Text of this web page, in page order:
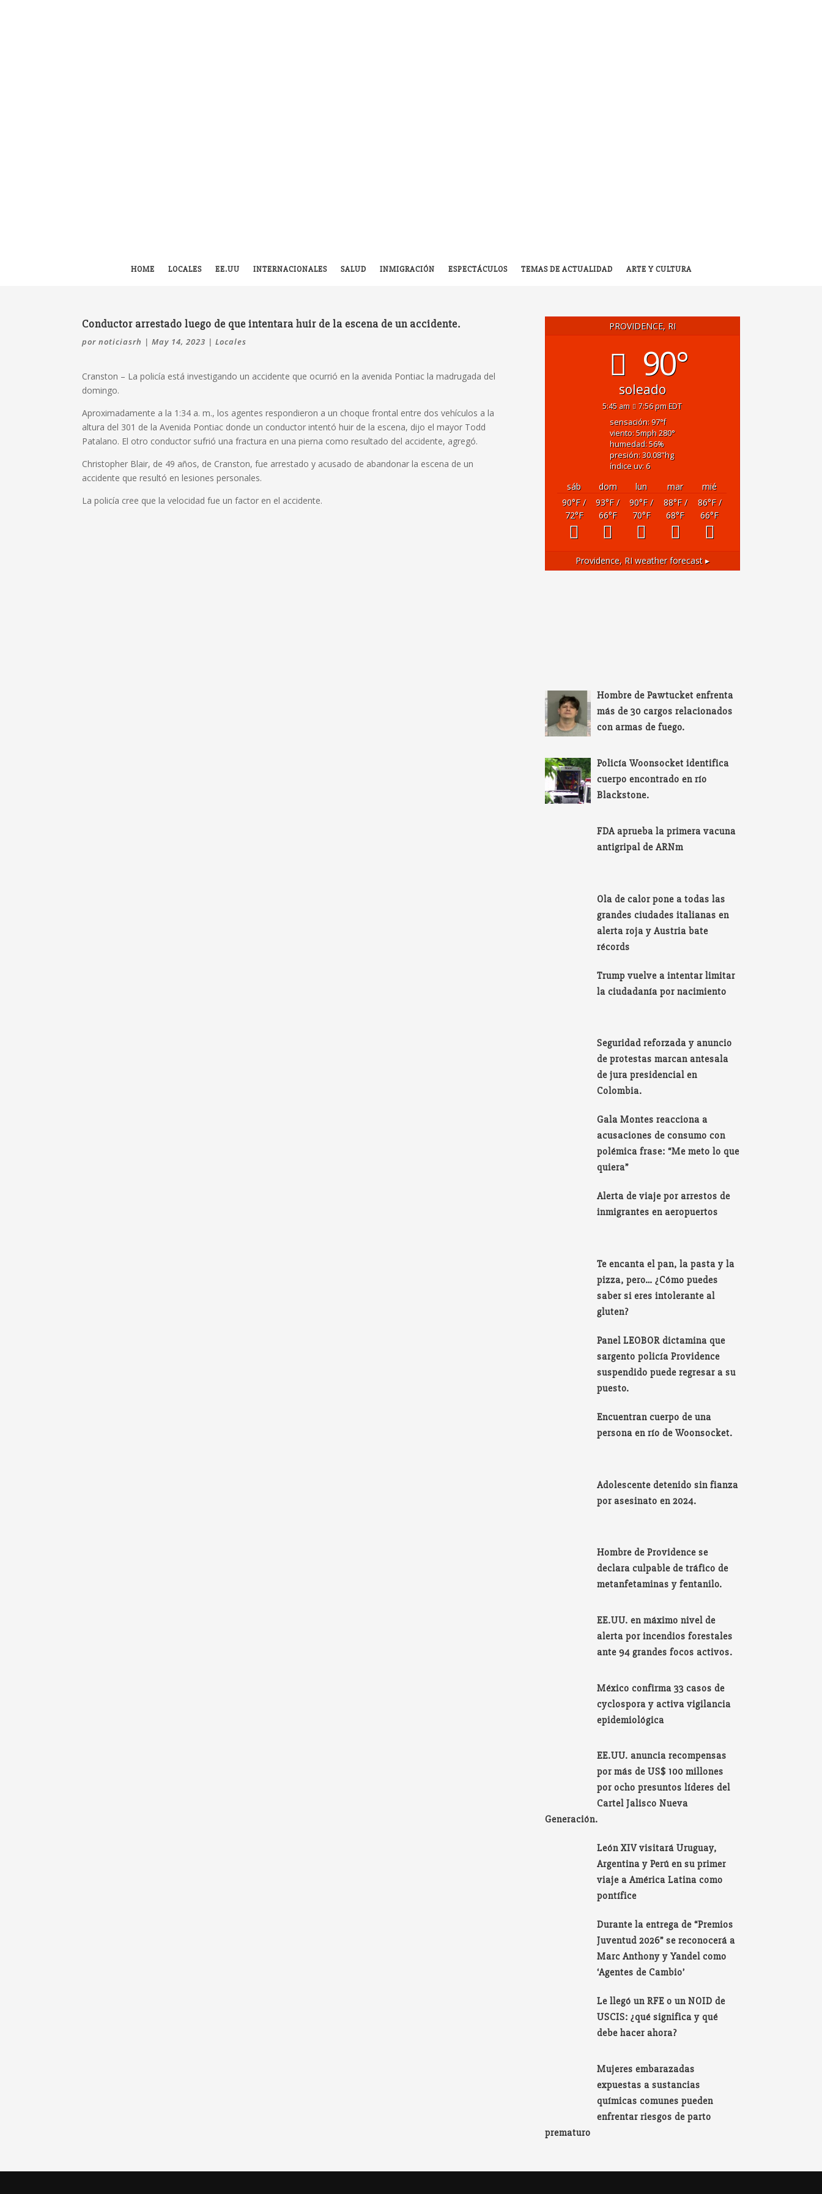
HOME LOCALES EE.UU INTERNACIONALES SALUD INMIGRACIÓN ESPECTÁCULOS TEMAS DE ACTUALIDAD ARTE Y CULTURA
Conductor arrestado luego de que intentara huir de la escena de un accidente.
pornoticiasrh |May 14, 2023 |Locales
Cranston – La policía está investigando un accidente que ocurrió en la avenida Pontiac la madrugada del
domingo.
Aproximadamente a la 1:34 a. m., los agentes respondieron a un choque frontal entre dos vehículos a la
altura del 301 de la Avenida Pontiac donde un conductor intentó huir de la escena, dijo el mayor Todd
Patalano. El otro conductor sufrió una fractura en una pierna como resultado del accidente, agregó.
Christopher Blair, de 49 años, de Cranston, fue arrestado y acusado de abandonar la escena de un
accidente que resultó en lesiones personales.
La policía cree que la velocidad fue un factor en el accidente.
PROVIDENCE, RI
90°
soleado
5:45 am 7:56 pm EDT
sensación: 97°f
viento: 5mph280°
humedad: 56%
presión: 30.08"hg
índice uv: 6
sáb dom lun mar
mié
90°F/
72°F
93°F/
66°F
90°F/
70°F
88°F/
68°F
86°F/
66°F
Providence, RIweather forecast ▸
Hombre de Pawtucket enfrenta
más de 30 cargos relacionados
con armas de fuego.
Policía Woonsocket identifica
cuerpo encontrado en río
Blackstone.
FDA aprueba la primera vacuna
antigripal de ARNm
Ola de calor pone a todas las
grandes ciudades italianas en
alerta roja y Austria bate
récords
Trump vuelve a intentar limitar
la ciudadanía por nacimiento
Seguridad reforzada y anuncio
de protestas marcan antesala
de jura presidencial en
Colombia.
Gala Montes reacciona a
acusaciones de consumo con
polémica frase: “Me meto lo que
quiera”
Alerta de viaje por arrestos de
inmigrantes en aeropuertos
Te encanta el pan, la pasta y la
pizza, pero… ¿Cómo puedes
saber si eres intolerante al
gluten?
Panel LEOBOR dictamina que
sargento policía Providence
suspendido puede regresar a su
puesto.
Encuentran cuerpo de una
persona en río de Woonsocket.
Adolescente detenido sin fianza
por asesinato en 2024.
Hombre de Providence se
declara culpable de tráfico de
metanfetaminas y fentanilo.
EE.UU. en máximo nivel de
alerta por incendios forestales
ante 94 grandes focos activos.
México confirma 33 casos de
cyclospora y activa vigilancia
epidemiológica
EE.UU. anuncia recompensas
por más de US$ 100 millones
por ocho presuntos líderes del
Cartel Jalisco Nueva
Generación.
León XIV visitará Uruguay,
Argentina y Perú en su primer
viaje a América Latina como
pontífice
Durante la entrega de “Premios
Juventud 2026” se reconocerá a
Marc Anthony y Yandel como
‘Agentes de Cambio’
Le llegó un RFE o un NOID de
USCIS: ¿qué significa y qué
debe hacer ahora?
Mujeres embarazadas
expuestas a sustancias
químicas comunes pueden
enfrentar riesgos de parto
prematuro